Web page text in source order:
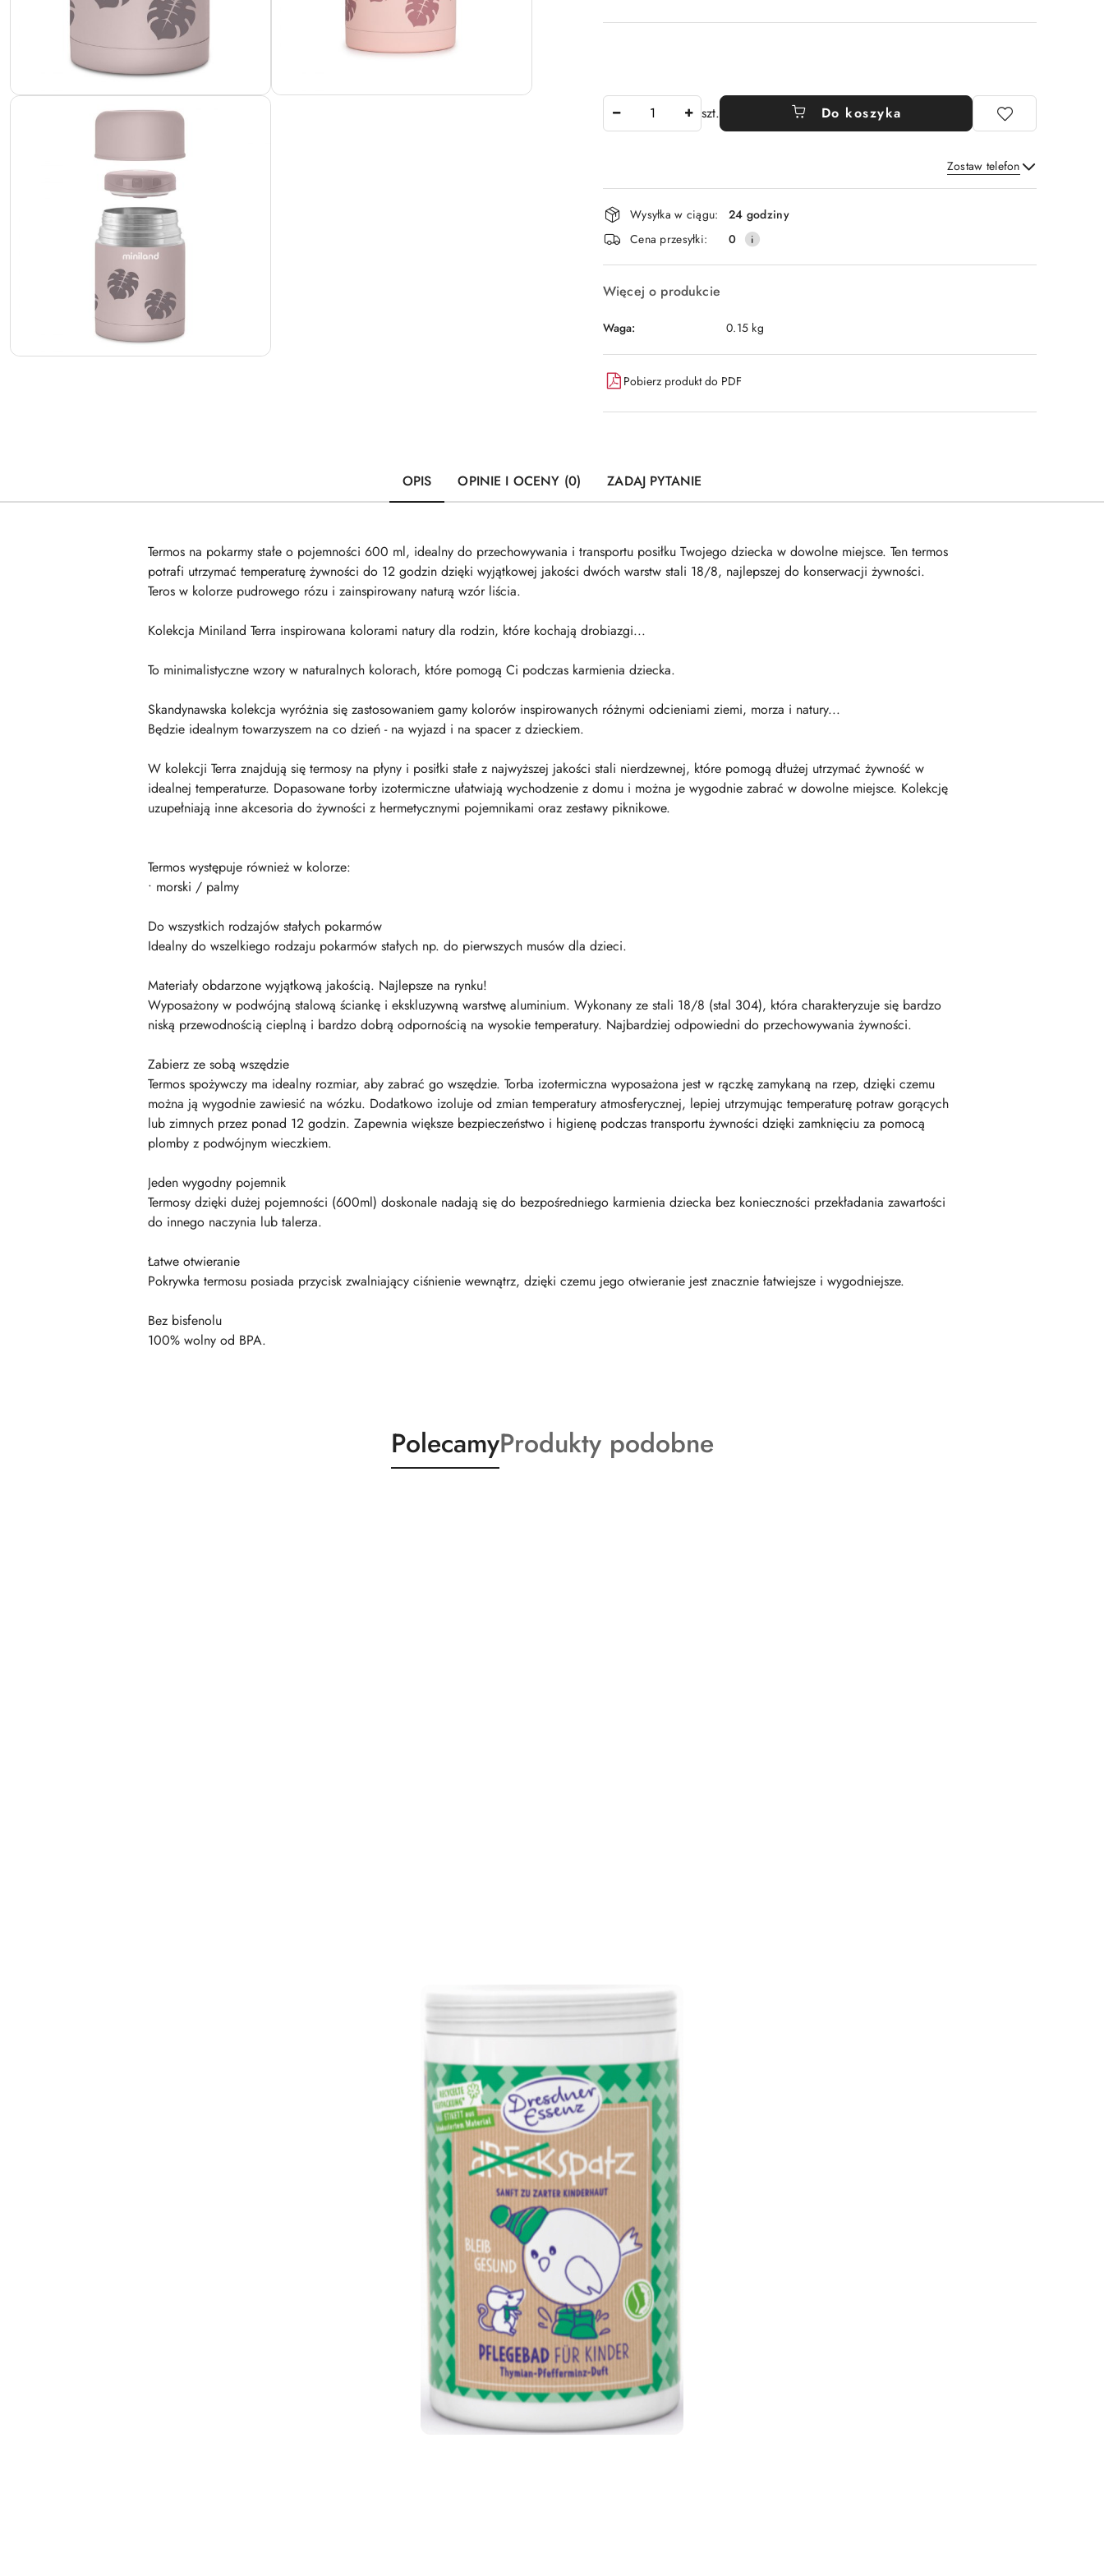
szt. Do koszyka
Zostaw telefon
Wyślij
Dostępność
i
dostawa
Wysyłka w ciągu:
24 godziny
Cena przesyłki:
0
Więcej o produkcie
Waga: 0.15 kg
Pobierz produkt do PDF
OPIS OPINIE I OCENY (0) ZADAJ PYTANIE
Termos na pokarmy stałe o pojemności 600 ml, idealny do przechowywania i transportu posiłku Twojego dziecka w dowolne miejsce. Ten termos
potrafi utrzymać temperaturę żywności do 12 godzin dzięki wyjątkowej jakości dwóch warstw stali 18/8, najlepszej do konserwacji żywności.
Teros w kolorze pudrowego rózu i zainspirowany naturą wzór liścia.
Kolekcja Miniland Terra inspirowana kolorami natury dla rodzin, które kochają drobiazgi...
To minimalistyczne wzory w naturalnych kolorach, które pomogą Ci podczas karmienia dziecka.
Skandynawska kolekcja wyróżnia się zastosowaniem gamy kolorów inspirowanych różnymi odcieniami ziemi, morza i natury...
Będzie idealnym towarzyszem na co dzień - na wyjazd i na spacer z dzieckiem.
W kolekcji Terra znajdują się termosy na płyny i posiłki stałe z najwyższej jakości stali nierdzewnej, które pomogą dłużej utrzymać żywność w
idealnej temperaturze. Dopasowane torby izotermiczne ułatwiają wychodzenie z domu i można je wygodnie zabrać w dowolne miejsce. Kolekcję
uzupełniają inne akcesoria do żywności z hermetycznymi pojemnikami oraz zestawy piknikowe.
Termos występuje również w kolorze:
• morski / palmy
Do wszystkich rodzajów stałych pokarmów
Idealny do wszelkiego rodzaju pokarmów stałych np. do pierwszych musów dla dzieci.
Materiały obdarzone wyjątkową jakością. Najlepsze na rynku!
Wyposażony w podwójną stalową ściankę i ekskluzywną warstwę aluminium. Wykonany ze stali 18/8 (stal 304), która charakteryzuje się bardzo
niską przewodnością cieplną i bardzo dobrą odpornością na wysokie temperatury. Najbardziej odpowiedni do przechowywania żywności.
Zabierz ze sobą wszędzie
Termos spożywczy ma idealny rozmiar, aby zabrać go wszędzie. Torba izotermiczna wyposażona jest w rączkę zamykaną na rzep, dzięki czemu
można ją wygodnie zawiesić na wózku. Dodatkowo izoluje od zmian temperatury atmosferycznej, lepiej utrzymując temperaturę potraw gorących
lub zimnych przez ponad 12 godzin. Zapewnia większe bezpieczeństwo i higienę podczas transportu żywności dzięki zamknięciu za pomocą
plomby z podwójnym wieczkiem.
Jeden wygodny pojemnik
Termosy dzięki dużej pojemności (600ml) doskonale nadają się do bezpośredniego karmienia dziecka bez konieczności przekładania zawartości
do innego naczynia lub talerza.
Łatwe otwieranie
Pokrywka termosu posiada przycisk zwalniający ciśnienie wewnątrz, dzięki czemu jego otwieranie jest znacznie łatwiejsze i wygodniejsze.
Bez bisfenolu
100% wolny od BPA.
Produkty
o
PolecamyProdukty
o
Produkty podobne